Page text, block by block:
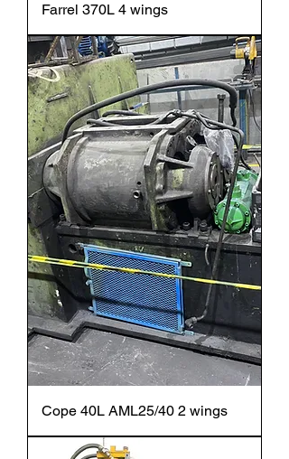
Farrel 370L 4 wings
Cope 40L AML25/40 2 wings